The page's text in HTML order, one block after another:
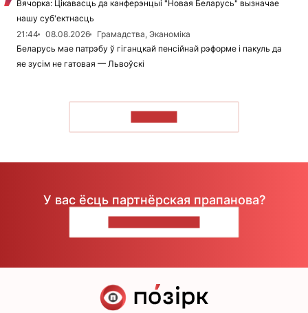
Вячорка: Цікавасць да канферэнцыі "Новая Беларусь" вызначае
нашу суб'ектнасць
21:44
08.08.2026
Грамадства, Эканоміка
Беларусь мае патрэбу ў гіганцкай пенсійнай рэформе і пакуль да
яе зусім не гатовая — Львоўскі
У вас ёсць партнёрская прапанова?